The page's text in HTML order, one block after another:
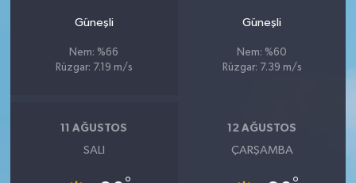
Güneşli
Nem: %66
Rüzgar: 7.19 m/s
Güneşli
Nem: %60
Rüzgar: 7.39 m/s
11 AĞUSTOS
SALI
12 AĞUSTOS
ÇARŞAMBA